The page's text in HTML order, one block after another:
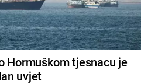
Hormuškom tjesnacu je
uvjet